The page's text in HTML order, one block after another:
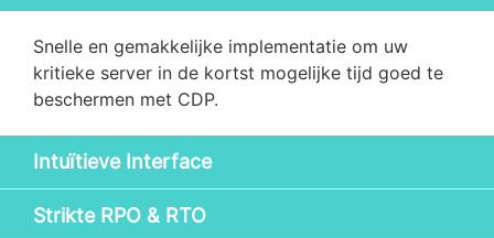
Snelle en gemakkelijke implementatie om uw
kritieke server in de kortst mogelijke tijd goed te
beschermen met CDP.
Intuïtieve Interface
Strikte RPO & RTO